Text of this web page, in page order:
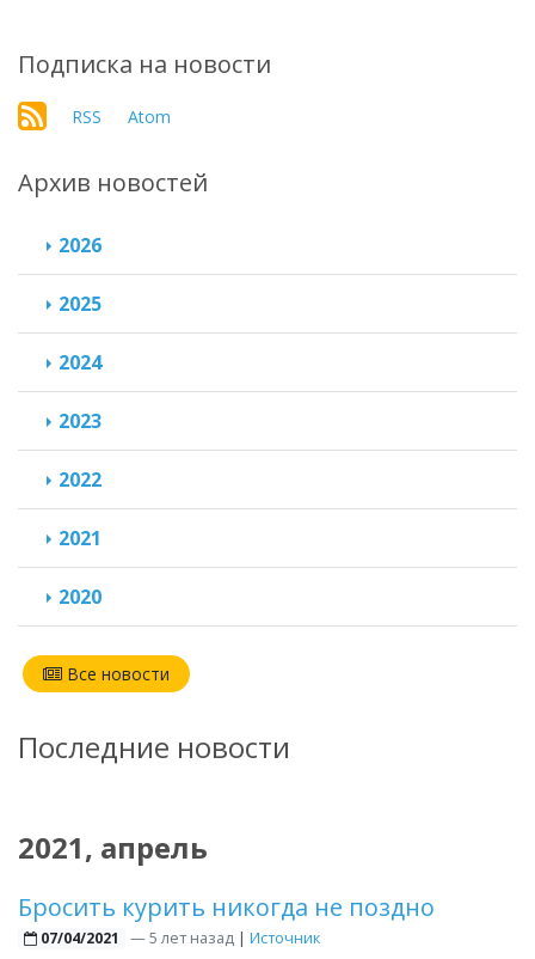
Последние новости
2021, апрель
Бросить курить никогда не поздно
07/04/2021 —5 лет назад | Источник
Подписка на новости
RSS Atom
Архив новостей
2026
2025
2024
2023
2022
2021
2020
Все новости